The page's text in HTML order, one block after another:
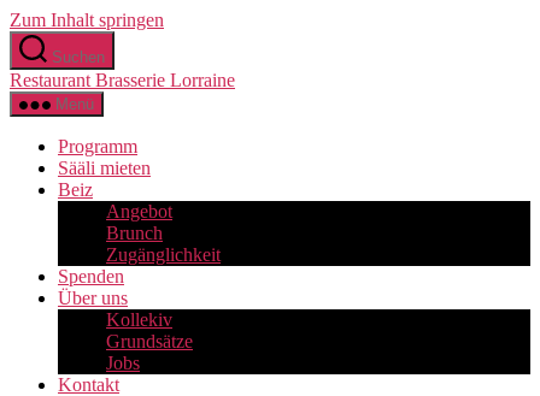
Zum Inhalt springen
Suchen
Restaurant Brasserie Lorraine
Menü
Programm
Sääli mieten
Beiz
Angebot
Brunch
Zugänglichkeit
Spenden
Über uns
Kollekiv
Grundsätze
Jobs
Kontakt